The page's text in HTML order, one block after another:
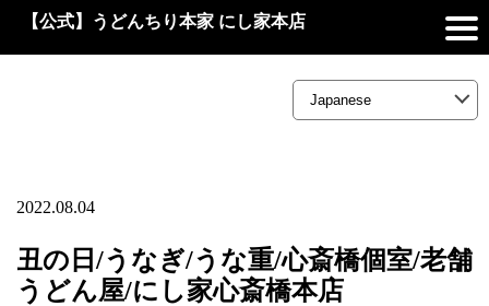
【公式】うどんちり本家 にし家本店
2022.08.04
丑の日/うなぎ/うな重/心斎橋個室/老舗
うどん屋/にし家心斎橋本店